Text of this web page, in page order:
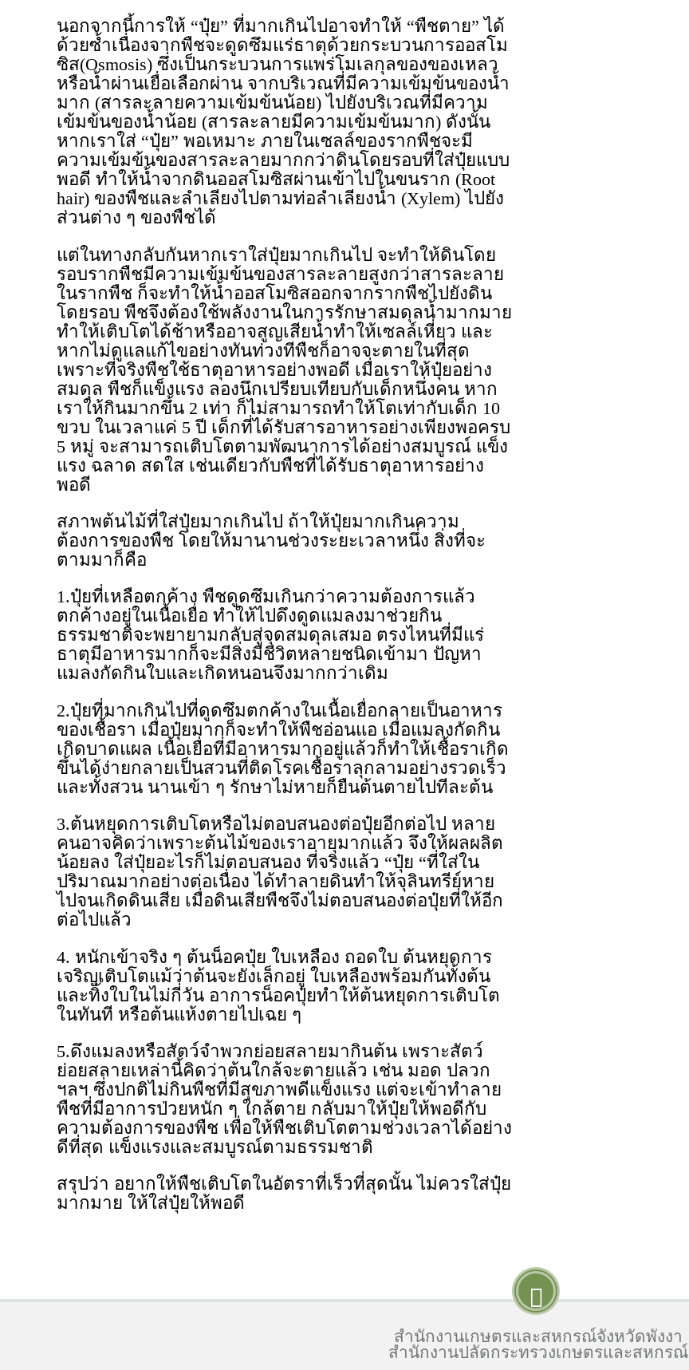
นอกจากนี้การให้ “ปุ๋ย” ที่มากเกินไปอาจทำให้ “พืชตาย” ได้
ด้วยซ้ำเนื่องจากพืชจะดูดซึมแร่ธาตุด้วยกระบวนการออสโม
ซิส(Osmosis) ซึ่งเป็นกระบวนการแพร่โมเลกุลของของเหลว
หรือน้ำผ่านเยื่อเลือกผ่าน จากบริเวณที่มีความเข้มข้นของน้ำ
มาก (สารละลายความเข้มข้นน้อย) ไปยังบริเวณที่มีความ
เข้มข้นของน้ำน้อย (สารละลายมีความเข้มข้นมาก) ดังนั้น
หากเราใส่ “ปุ๋ย” พอเหมาะ ภายในเซลล์ของรากพืชจะมี
ความเข้มข้นของสารละลายมากกว่าดินโดยรอบที่ใส่ปุ๋ยแบบ
พอดี ทำให้น้ำจากดินออสโมซิสผ่านเข้าไปในขนราก (Root
hair) ของพืชและลำเลียงไปตามท่อลำเลียงน้ำ (Xylem) ไปยัง
ส่วนต่าง ๆ ของพืชได้
แต่ในทางกลับกันหากเราใส่ปุ๋ยมากเกินไป จะทำให้ดินโดย
รอบรากพืชมีความเข้มข้นของสารละลายสูงกว่าสารละลาย
ในรากพืช ก็จะทำให้น้ำออสโมซิสออกจากรากพืชไปยังดิน
โดยรอบ พืชจึงต้องใช้พลังงานในการรักษาสมดุลน้ำมากมาย
ทำให้เติบโตได้ช้าหรืออาจสูญเสียน้ำทำให้เซลล์เหี่ยว และ
หากไม่ดูแลแก้ไขอย่างทันท่วงทีพืชก็อาจจะตายในที่สุด
เพราะที่จริงพืชใช้ธาตุอาหารอย่างพอดี เมื่อเราให้ปุ๋ยอย่าง
สมดุล พืชก็แข็งแรง ลองนึกเปรียบเทียบกับเด็กหนึ่งคน หาก
เราให้กินมากขึ้น 2 เท่า ก็ไม่สามารถทำให้โตเท่ากับเด็ก 10
ขวบ ในเวลาแค่ 5 ปี เด็กที่ได้รับสารอาหารอย่างเพียงพอครบ
5 หมู่ จะสามารถเติบโตตามพัฒนาการได้อย่างสมบูรณ์ แข็ง
แรง ฉลาด สดใส เช่นเดียวกับพืชที่ได้รับธาตุอาหารอย่าง
พอดี
สภาพต้นไม้ที่ใส่ปุ๋ยมากเกินไป ถ้าให้ปุ๋ยมากเกินความ
ต้องการของพืช โดยให้มานานช่วงระยะเวลาหนึ่ง สิ่งที่จะ
ตามมาก็คือ
1.ปุ๋ยที่เหลือตกค้าง พืชดูดซึมเกินกว่าความต้องการแล้ว
ตกค้างอยู่ในเนื้อเยื่อ ทำให้ไปดึงดูดแมลงมาช่วยกิน
ธรรมชาติจะพยายามกลับสู่จุดสมดุลเสมอ ตรงไหนที่มีแร่
ธาตุมีอาหารมากก็จะมีสิ่งมีชีวิตหลายชนิดเข้ามา ปัญหา
แมลงกัดกินใบและเกิดหนอนจึงมากกว่าเดิม
2.ปุ๋ยที่มากเกินไปที่ดูดซึมตกค้างในเนื้อเยื่อกลายเป็นอาหาร
ของเชื้อรา เมื่อปุ๋ยมากก็จะทำให้พืชอ่อนแอ เมื่อแมลงกัดกิน
เกิดบาดแผล เนื้อเยื่อที่มีอาหารมากอยู่แล้วก็ทำให้เชื้อราเกิด
ขึ้นได้ง่ายกลายเป็นสวนที่ติดโรคเชื้อราลุกลามอย่างรวดเร็ว
และทั้งสวน นานเข้า ๆ รักษาไม่หายก็ยืนต้นตายไปทีละต้น
3.ต้นหยุดการเติบโตหรือไม่ตอบสนองต่อปุ๋ยอีกต่อไป หลาย
คนอาจคิดว่าเพราะต้นไม้ของเราอายุมากแล้ว จึงให้ผลผลิต
น้อยลง ใส่ปุ๋ยอะไรก็ไม่ตอบสนอง ที่จริงแล้ว “ปุ๋ย “ที่ใส่ใน
ปริมาณมากอย่างต่อเนื่อง ได้ทำลายดินทำให้จุลินทรีย์หาย
ไปจนเกิดดินเสีย เมื่อดินเสียพืชจึงไม่ตอบสนองต่อปุ๋ยที่ให้อีก
ต่อไปแล้ว
4. หนักเข้าจริง ๆ ต้นน็อคปุ๋ย ใบเหลือง ถอดใบ ต้นหยุดการ
เจริญเติบโตแม้ว่าต้นจะยังเล็กอยู่ ใบเหลืองพร้อมกันทั้งต้น
และทิ้งใบในไม่กี่วัน อาการน็อคปุ๋ยทำให้ต้นหยุดการเติบโต
ในทันที หรือต้นแห้งตายไปเฉย ๆ
5.ดึงแมลงหรือสัตว์จำพวกย่อยสลายมากินต้น เพราะสัตว์
ย่อยสลายเหล่านี้คิดว่าต้นใกล้จะตายแล้ว เช่น มอด ปลวก
ฯลฯ ซึ่งปกติไม่กินพืชที่มีสุขภาพดีแข็งแรง แต่จะเข้าทำลาย
พืชที่มีอาการป่วยหนัก ๆ ใกล้ตาย กลับมาให้ปุ๋ยให้พอดีกับ
ความต้องการของพืช เพื่อให้พืชเติบโตตามช่วงเวลาได้อย่าง
ดีที่สุด แข็งแรงและสมบูรณ์ตามธรรมชาติ
สรุปว่า อยากให้พืชเติบโตในอัตราที่เร็วที่สุดนั้น ไม่ควรใส่ปุ๋ย
มากมาย ให้ใส่ปุ๋ยให้พอดี
สำนักงานเกษตรและสหกรณ์จังหวัดพังงา
สำนักงานปลัดกระทรวงเกษตรและสหกรณ์